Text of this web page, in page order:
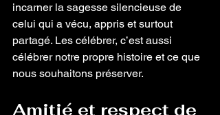
incarner la sagesse silencieuse de
celui qui a vécu, appris et surtout
partagé. Les célébrer, c’est aussi
célébrer notre propre histoire et ce que
nous souhaitons préserver.
Amitié et respect de